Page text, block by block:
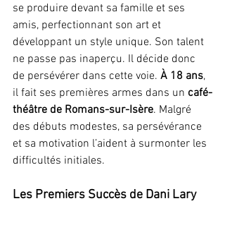
se produire devant sa famille et ses
amis, perfectionnant son art et
développant un style unique. Son talent
ne passe pas inaperçu. Il décide donc
de persévérer dans cette voie. À 18 ans,
il fait ses premières armes dans un café-
théâtre de Romans-sur-Isère. Malgré
des débuts modestes, sa persévérance
et sa motivation l’aident à surmonter les
difficultés initiales.
Les Premiers Succès de Dani Lary